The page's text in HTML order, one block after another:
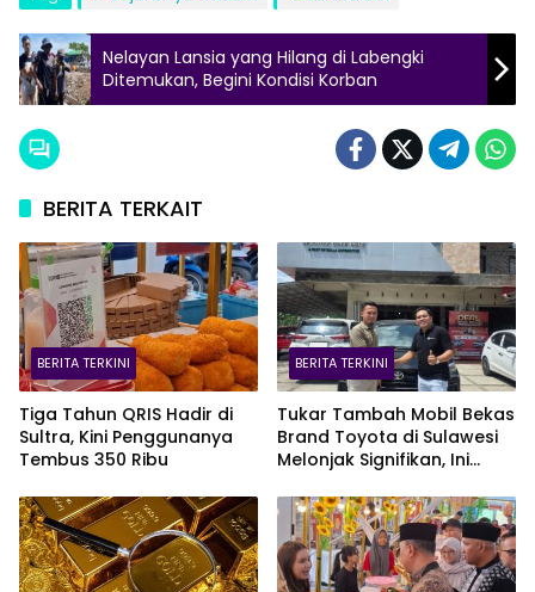
Nelayan Lansia yang Hilang di Labengki
Ditemukan, Begini Kondisi Korban
BERITA TERKAIT
BERITA TERKINI
Tiga Tahun QRIS Hadir di
Sultra, Kini Penggunanya
Tembus 350 Ribu
BERITA TERKINI
Tukar Tambah Mobil Bekas
Brand Toyota di Sulawesi
Melonjak Signifikan, Ini